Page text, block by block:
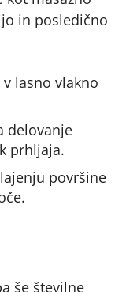
in posledično
lasno vlakno
delovanje
prhljaja.
površine
še številne